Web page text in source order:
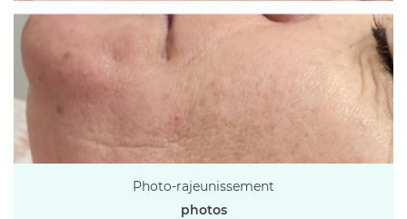
CONTACT Prendre
RÉSERVER EN
Photo-rajeunissement
photos